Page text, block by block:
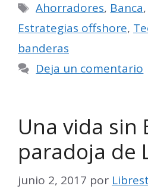
Etiquetas
Ahorradores, Banca,
Estrategias offshore,
banderas
Deja un comentario
Una vida sin
paradoja de
junio 2, 2017 por